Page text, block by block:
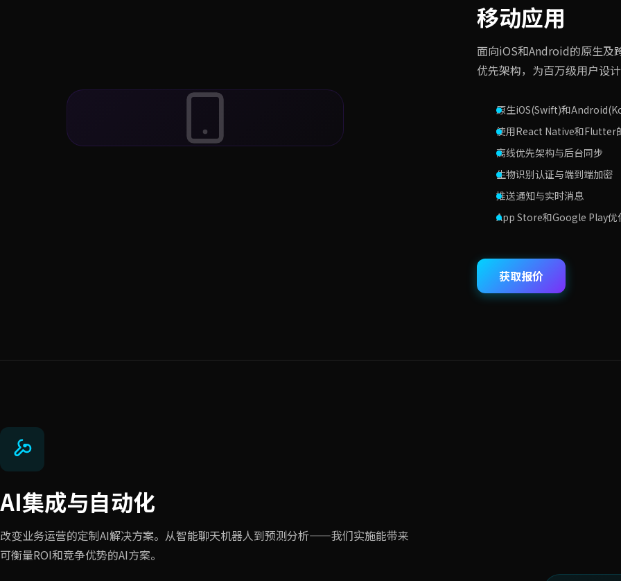
移动应用
面向iOS和Android的原生及
优先架构，为百万级用户设
原生iOS(Swift)和
使用React Native和Flutter
离线优先架构与后台同步
生物识别认证与端到端加密
推送通知与实时消息
App Store和Google Play优
获取报价
AI集成与自动化
改变业务运营的定制AI解决方案。从智能聊天机器人到预测分析——我们实施能带来
可衡量ROI和竞争优势的AI方案。